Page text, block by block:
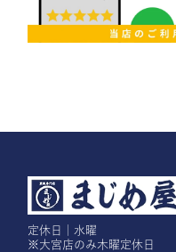
定休日｜水曜
※大宮店のみ木曜定休日